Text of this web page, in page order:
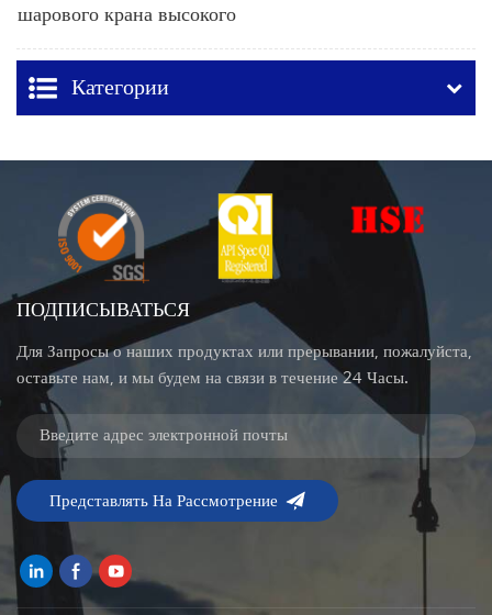
шарового крана высокого
давления
Категории
ПОДПИСЫВАТЬСЯ
Для Запросы о наших продуктах или прерывании, пожалуйста,
оставьте нам, и мы будем на связи в течение 24 Часы.